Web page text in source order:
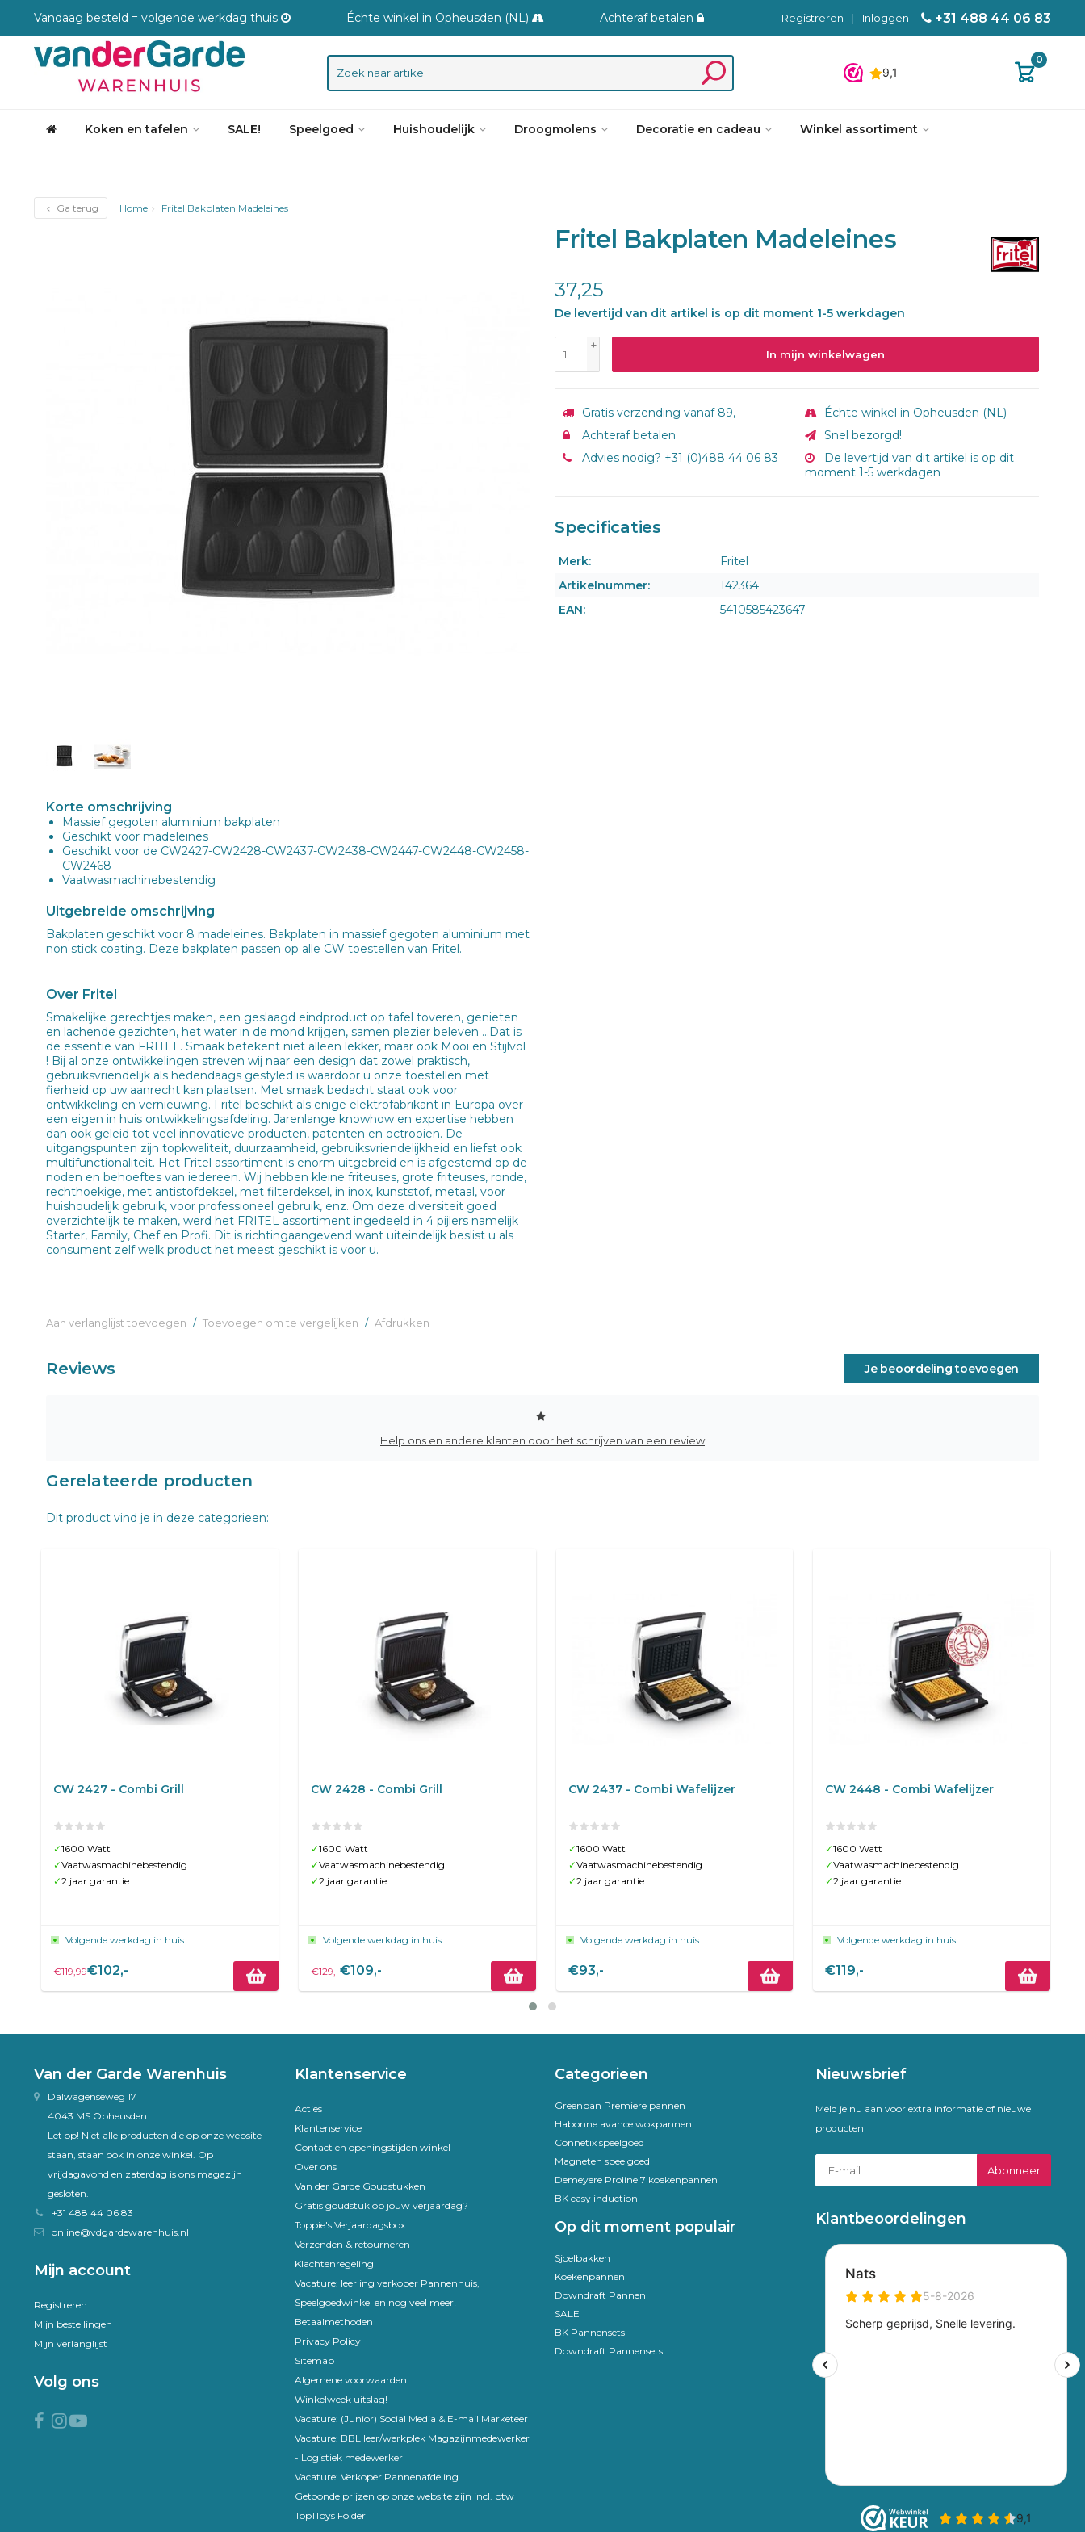
Vandaag besteld = volgende werkdag thuis Échte winkel in Opheusden (NL) Achteraf betalen +31 488 44 06 83
Inloggen
|
Registreren
0
Koken en tafelen SALE! Speelgoed Huishoudelijk Droogmolens Decoratie en cadeau Winkel assortiment
Ga terug Home Fritel Bakplaten Madeleines
Korte omschrijving
Massief gegoten aluminium bakplaten
Geschikt voor madeleines
Geschikt voor de CW2427-CW2428-CW2437-CW2438-CW2447-CW2448-CW2458-
CW2468
Vaatwasmachinebestendig
Uitgebreide omschrijving
Bakplaten geschikt voor 8 madeleines. Bakplaten in massief gegoten aluminium met
non stick coating. Deze bakplaten passen op alle CW toestellen van Fritel.
Over Fritel
Smakelijke gerechtjes maken, een geslaagd eindproduct op tafel toveren, genieten
en lachende gezichten, het water in de mond krijgen, samen plezier beleven …Dat is
de essentie van FRITEL. Smaak betekent niet alleen lekker, maar ook Mooi en Stijlvol
! Bij al onze ontwikkelingen streven wij naar een design dat zowel praktisch,
gebruiksvriendelijk als hedendaags gestyled is waardoor u onze toestellen met
fierheid op uw aanrecht kan plaatsen. Met smaak bedacht staat ook voor
ontwikkeling en vernieuwing. Fritel beschikt als enige elektrofabrikant in Europa over
een eigen in huis ontwikkelingsafdeling. Jarenlange knowhow en expertise hebben
dan ook geleid tot veel innovatieve producten, patenten en octrooien. De
uitgangspunten zijn topkwaliteit, duurzaamheid, gebruiksvriendelijkheid en liefst ook
multifunctionaliteit. Het Fritel assortiment is enorm uitgebreid en is afgestemd op de
noden en behoeftes van iedereen. Wij hebben kleine friteuses, grote friteuses, ronde,
rechthoekige, met antistofdeksel, met filterdeksel, in inox, kunststof, metaal, voor
huishoudelijk gebruik, voor professioneel gebruik, enz. Om deze diversiteit goed
overzichtelijk te maken, werd het FRITEL assortiment ingedeeld in 4 pijlers namelijk
Starter, Family, Chef en Profi. Dit is richtingaangevend want uiteindelijk beslist u als
consument zelf welk product het meest geschikt is voor u.
Aan verlanglijst toevoegen / Toevoegen om te vergelijken / Afdrukken
Fritel Bakplaten Madeleines
37,25
De levertijd van dit artikel is op dit moment 1-5 werkdagen
+
-
In mijn winkelwagen
Gratis verzending vanaf 89,-
Échte winkel in Opheusden (NL)
Achteraf betalen
Snel bezorgd!
Advies nodig? +31 (0)488 44 06 83
De levertijd van dit artikel is op dit
moment 1-5 werkdagen
Specificaties
Merk:
Fritel
Artikelnummer:
142364
EAN:
5410585423647
Reviews Je beoordeling toevoegen
Help ons en andere klanten door het schrijven van een review
Gerelateerde producten
Dit product vind je in deze categorieen:
CW 2427 - Combi Grill
✓1600 Watt
✓Vaatwasmachinebestendig
✓2 jaar garantie
Volgende werkdag in huis
€119,99€102,-
CW 2428 - Combi Grill
✓1600 Watt
✓Vaatwasmachinebestendig
✓2 jaar garantie
Volgende werkdag in huis
€129,-€109,-
CW 2437 - Combi Wafelijzer
✓1600 Watt
✓Vaatwasmachinebestendig
✓2 jaar garantie
Volgende werkdag in huis
€93,-
CW 2448 - Combi Wafelijzer
✓1600 Watt
✓Vaatwasmachinebestendig
✓2 jaar garantie
Volgende werkdag in huis
€119,-
Van der Garde Warenhuis
Dalwagenseweg 17
4043 MS Opheusden
Let op! Niet alle producten die op onze website
staan, staan ook in onze winkel. Op
vrijdagavond en zaterdag is ons magazijn
gesloten.
+31 488 44 06 83
online@vdgardewarenhuis.nl
Mijn account
Registreren
Mijn bestellingen
Mijn verlanglijst
Volg ons
Klantenservice
Acties
Klantenservice
Contact en openingstijden winkel
Over ons
Van der Garde Goudstukken
Gratis goudstuk op jouw verjaardag?
Toppie's Verjaardagsbox
Verzenden & retourneren
Klachtenregeling
Vacature: leerling verkoper Pannenhuis,
Speelgoedwinkel en nog veel meer!
Betaalmethoden
Privacy Policy
Sitemap
Algemene voorwaarden
Winkelweek uitslag!
Vacature: (Junior) Social Media & E-mail Marketeer
Vacature: BBL leer/werkplek Magazijnmedewerker
- Logistiek medewerker
Vacature: Verkoper Pannenafdeling
Getoonde prijzen op onze website zijn incl. btw
Top1Toys Folder
Categorieen
Greenpan Premiere pannen
Habonne avance wokpannen
Connetix speelgoed
Magneten speelgoed
Demeyere Proline 7 koekenpannen
BK easy induction
Op dit moment populair
Sjoelbakken
Koekenpannen
Downdraft Pannen
SALE
BK Pannensets
Downdraft Pannensets
Nieuwsbrief
Meld je nu aan voor extra informatie of nieuwe
producten
Abonneer
Klantbeoordelingen